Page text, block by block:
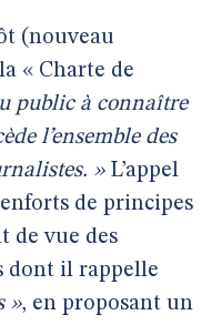
(nouveau
« Charte de
public à connaître
l’ensemble des
»L’appel
de principes
de vue des
dont il rappelle
», en proposant un